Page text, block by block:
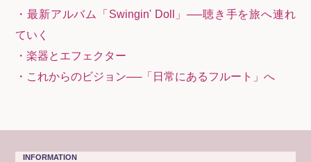
・最新アルバム「Swingin' Doll」──聴き手を旅へ連れ
ていく
・楽器とエフェクター
・これからのビジョン──「日常にあるフルート」へ
INFORMATION